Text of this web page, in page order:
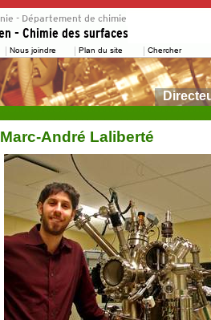
Marc-André Laliberté